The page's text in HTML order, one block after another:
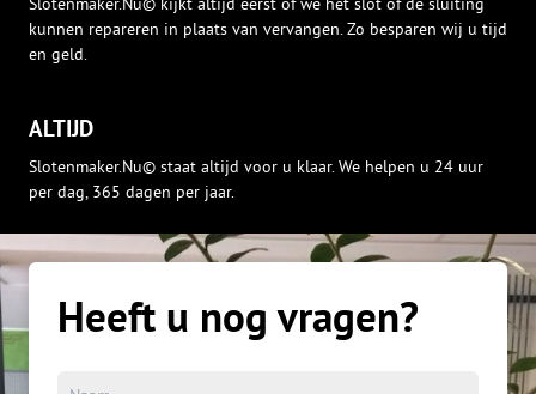
kunnen repareren in plaats van vervangen. Zo besparen wij u tijd
en geld.
ALTIJD
Slotenmaker.Nu© staat altijd voor u klaar. We helpen u 24 uur
per dag, 365 dagen per jaar.
Heeft u nog vragen?